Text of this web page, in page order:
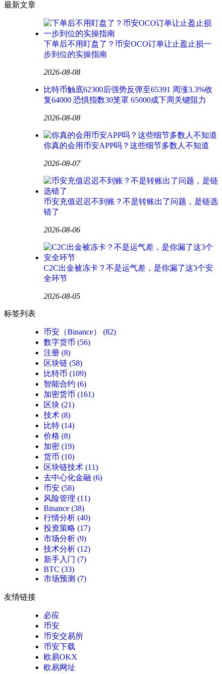
最新文章
下单后不用盯盘了？币安OCO订单让止盈止损一
步到位的实操指南
2026-08-08
比特币触底62300后强势反弹至65391 周涨3.3%收
复64000 恐惧指数30笼罩 65000成下周关键阻力
2026-08-08
你真的会用币安APP吗？这些细节多数人不知道
2026-08-07
币安充值迟迟不到账？不是转账出了问题，是链选
错了
2026-08-06
C2C出金被冻卡？不是运气差，是你漏了这3个安
全环节
2026-08-05
标签列表
币安（Binance）
(82)
数字货币 (56)
注册 (8)
区块链 (58)
比特币 (109)
智能合约 (6)
加密货币 (161)
区块 (21)
技术 (8)
比特 (14)
价格 (8)
加密 (19)
货币 (10)
区块链技术 (11)
去中心化金融 (6)
币安 (58)
风险管理 (11)
Binance (38)
行情分析 (40)
投资策略 (17)
市场分析 (9)
技术分析 (12)
新手入门 (7)
BTC (33)
市场预测 (7)
友情链接
必应
币安
币安交易所
币安下载
欧易OKX
欧易网址